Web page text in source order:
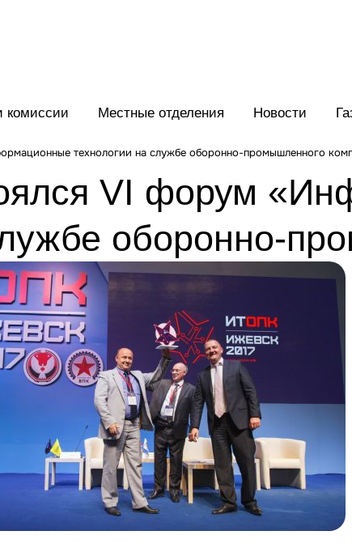
комиссии Местные отделения Новости
технологии на службе оборонно-промышленного
VI форум
оборонно-